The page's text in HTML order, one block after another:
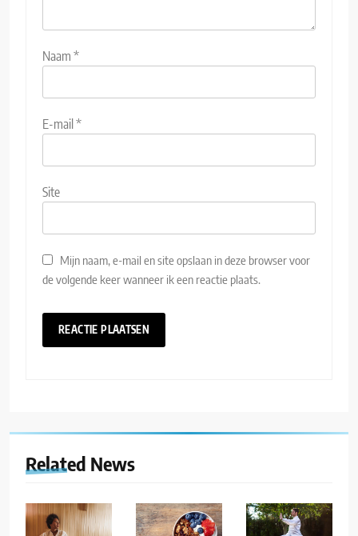
Naam *
E-mail *
Site
Mijn naam, e-mail en site opslaan in deze browser voor
de volgende keer wanneer ik een reactie plaats.
Related News